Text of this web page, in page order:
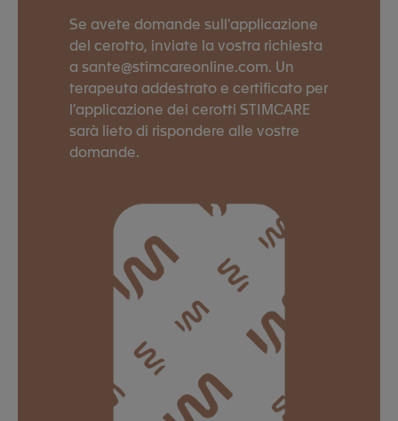
Se avete domande sull'applicazione
del cerotto, inviate la vostra richiesta
a sante@stimcareonline.com. Un
terapeuta addestrato e certificato per
l'applicazione dei cerotti STIMCARE
sarà lieto di rispondere alle vostre
domande.